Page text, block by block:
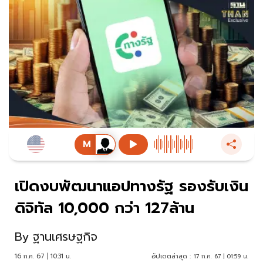
เปิดงบพัฒนาแอปทางรัฐ รองรับเงิน
ดิจิทัล 10,000 กว่า 127ล้าน
By ฐานเศรษฐกิจ
16 ก.ค. 67 | 10:31 น. อัปเดตล่าสุด : 17 ก.ค. 67 | 01:59 น.